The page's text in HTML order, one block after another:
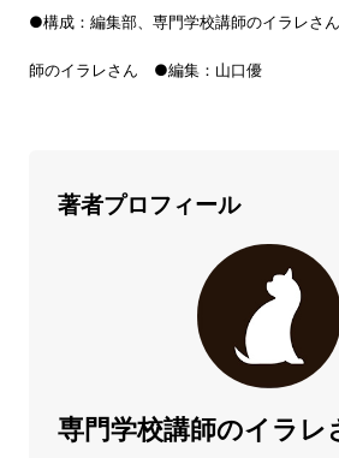
●構成：編集部、専門学校講師のイラレ
師のイラレさん ●編集：山口優
著者プロフィール
専門学校講師のイラレ